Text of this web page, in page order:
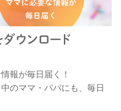
報が毎日届く！
のママ・パパにも、毎日